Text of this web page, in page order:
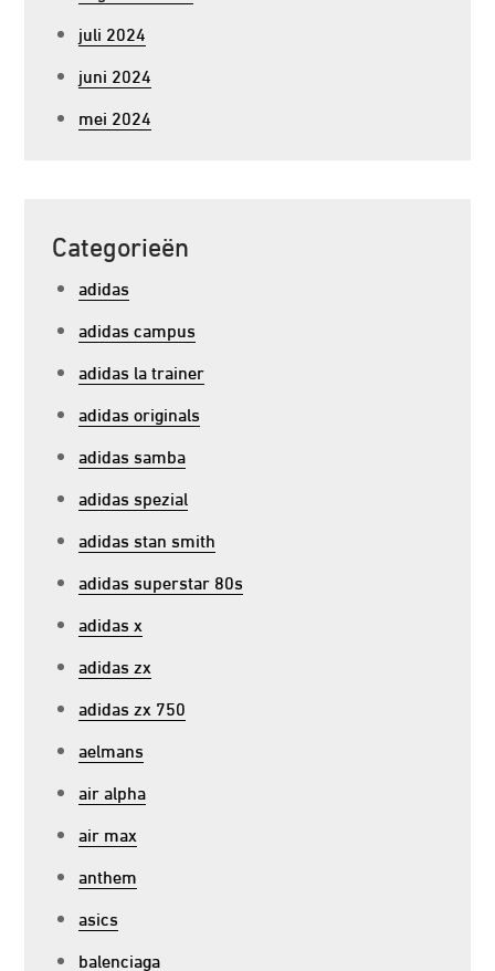
juli 2024
juni 2024
mei 2024
Categorieën
adidas
adidas campus
adidas la trainer
adidas originals
adidas samba
adidas spezial
adidas stan smith
adidas superstar 80s
adidas x
adidas zx
adidas zx 750
aelmans
air alpha
air max
anthem
asics
balenciaga